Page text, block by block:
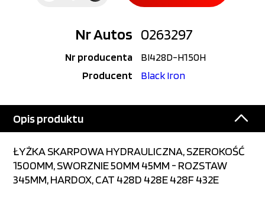
Nr Autos 0263297
Nr producenta
BI428D-H150H
Producent
Black Iron
Opis produktu
ŁYŻKA SKARPOWA HYDRAULICZNA, SZEROKOŚĆ
1500MM, SWORZNIE 50MM 45MM - ROZSTAW
345MM, HARDOX, CAT 428D 428E 428F 432E